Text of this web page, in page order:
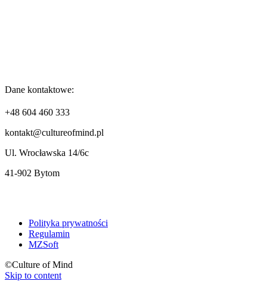
Dane kontaktowe:
+48 604 460 333
kontakt@cultureofmind.pl
Ul. Wrocławska 14/6c
41-902 Bytom
Polityka prywatności
Regulamin
MZSoft
©Culture of Mind
Skip to content